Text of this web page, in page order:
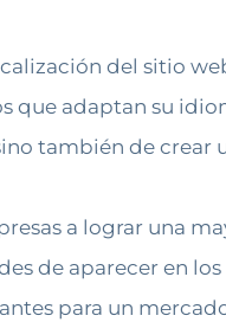
del sitio
que adaptan su
también de crear
a lograr una
de aparecer en
para un